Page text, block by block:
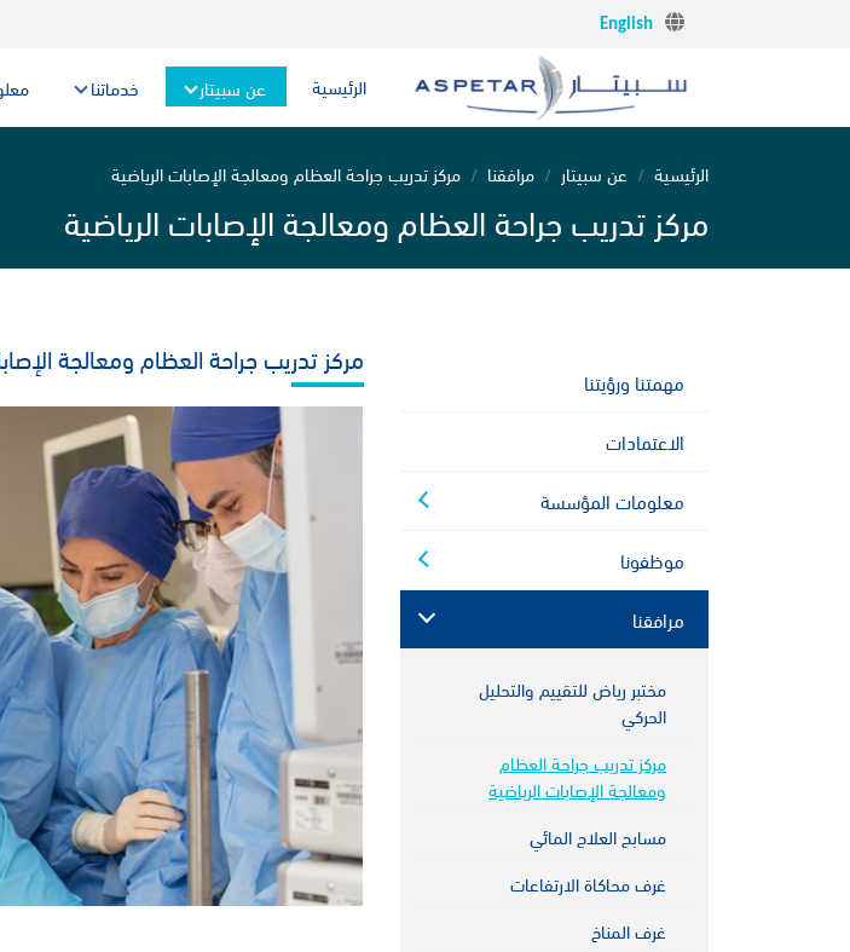
English
الرئيسية عن سبيتار خدماتنا
الرئيسية عن سبيتار مرافقنا مركز تدريب جراحة العظام ومعالجة الإصابات الرياضية
مركز تدريب جراحة العظام ومعالجة الإصابات الرياضية
مهمتنا ورؤيتنا
الاعتمادات
معلومات المؤسسة
موظفونا
مرافقنا
مختبر رياض للتقييم والتحليل
الحركي
مركز تدريب جراحة العظام
ومعالجة الإصابات الرياضية
مسابح العلاج المائي
غرف محاكاة الارتفاعات
غرف المناخ
مركز تدريب جراحة العظام ومعالجة